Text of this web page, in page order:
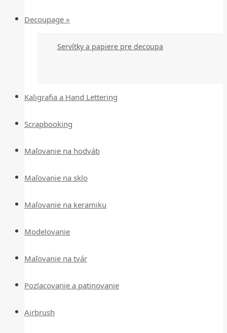
Decoupage »
Servítky a papiere pre decoupa
Kaligrafia a Hand Lettering
Scrapbooking
Maľovanie na hodváb
Maľovanie na sklo
Maľovanie na keramiku
Modelovanie
Maľovanie na tvár
Pozlacovanie a patinovanie
Airbrush